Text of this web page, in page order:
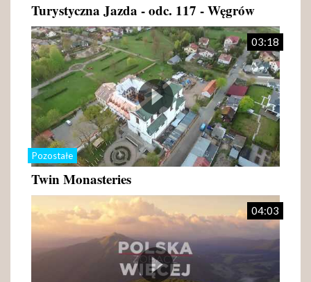
Turystyczna Jazda - odc. 117 - Węgrów
Pozostałe
03:18
Twin Monasteries
04:03